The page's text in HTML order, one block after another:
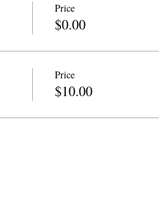
Price
$0.00
Price
$10.00